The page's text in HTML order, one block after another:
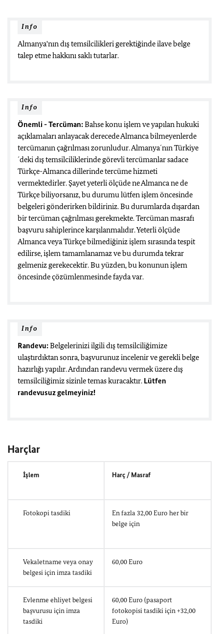
Info
Almanya'nın dış temsilcilikleri gerektiğinde ilave belge
talep etme hakkını saklı tutarlar.
Info
Önemli - Tercüman:Bahse konu işlem ve yapılan hukuki
açıklamaları anlayacak derecede Almanca bilmeyenlerde
tercümanın çağrılması zorunludur. Almanya´nın Türkiye
´deki dış temsilciliklerinde görevli tercümanlar sadace
Türkçe-Almanca dillerinde tercüme hizmeti
vermektedirler. Şayet yeterli ölçüde ne Almanca ne de
Türkçe biliyorsanız, bu durumu lütfen işlem öncesinde
belgeleri gönderirken bildiriniz. Bu durumlarda dışardan
bir tercüman çağrılması gerekmekte. Tercüman masrafı
başvuru sahiplerince karşılanmalıdır. Yeterli ölçüde
Almanca veya Türkçe bilmediğiniz işlem sırasında tespit
edilirse, işlem tamamlanamaz ve bu durumda tekrar
gelmeniz gerekecektir. Bu yüzden, bu konunun işlem
öncesinde çözümlenmesinde fayda var.
Info
Randevu:Belgelerinizi ilgili dış temsilciliğimize
ulaştırdıktan sonra, başvurunuz incelenir ve gerekli belge
hazırlığı yapılır. Ardından randevu vermek üzere dış
temsilciliğimiz sizinle temas kuracaktır. Lütfen
randevusuz gelmeyiniz!
Harçlar
İşlem Harç / Masraf
Fotokopi tasdiki
En fazla 32,00 Euro her bir
belge için
Vekaletname veya onay
belgesi için imza tasdiki
60,00 Euro
Evlenme ehliyet belgesi
başvurusu için imza
tasdiki
60,00 Euro (pasaport
fotokopisi tasdiki için +32,00
Euro)